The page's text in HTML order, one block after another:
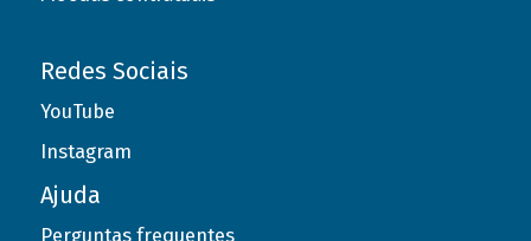
Redes Sociais
YouTube
Instagram
Ajuda
Perguntas frequentes